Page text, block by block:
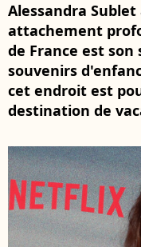
Alessandra
attachement
de France est
souvenirs
cet endroit est
destination de